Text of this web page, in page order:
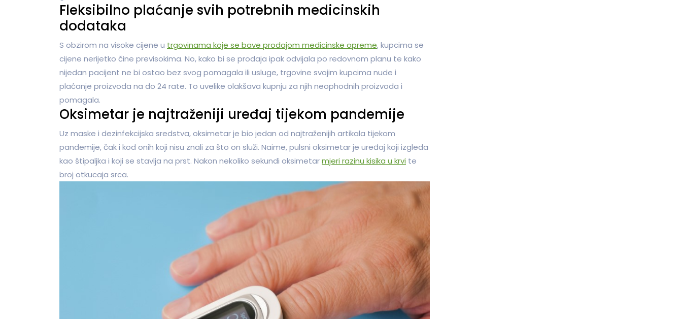
Fleksibilno plaćanje svih potrebnih medicinskih
dodataka
S obzirom na visoke cijene u trgovinama koje se bave prodajom medicinske opreme, kupcima se
cijene nerijetko čine previsokima. No, kako bi se prodaja ipak odvijala po redovnom planu te kako
nijedan pacijent ne bi ostao bez svog pomagala ili usluge, trgovine svojim kupcima nude i
plaćanje proizvoda na do 24 rate. To uvelike olakšava kupnju za njih neophodnih proizvoda i
pomagala.
Oksimetar je najtraženiji uređaj tijekom pandemije
Uz maske i dezinfekcijska sredstva, oksimetar je bio jedan od najtraženijih artikala tijekom
pandemije, čak i kod onih koji nisu znali za što on služi. Naime, pulsni oksimetar je uređaj koji izgleda
kao štipaljka i koji se stavlja na prst. Nakon nekoliko sekundi oksimetarmjeri razinu kisika u krvi te
broj otkucaja srca.